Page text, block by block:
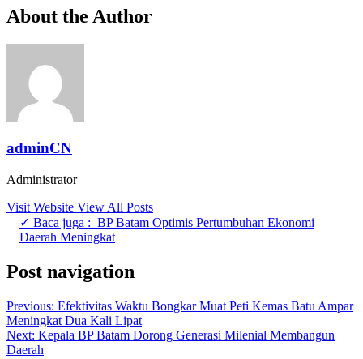
About the Author
adminCN
Administrator
Visit Website View All Posts
✓ Baca juga : BP Batam Optimis Pertumbuhan Ekonomi
Daerah Meningkat
Post navigation
Previous: Efektivitas Waktu Bongkar Muat Peti Kemas Batu Ampar
Meningkat Dua Kali Lipat
Next: Kepala BP Batam Dorong Generasi Milenial Membangun
Daerah